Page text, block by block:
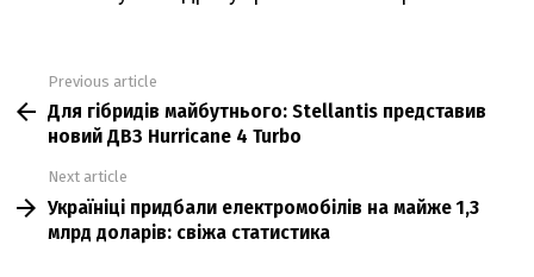
more
Previous article
Для гібридів майбутнього: Stellantis представив
новий ДВЗ Hurricane 4 Turbo
Next article
Україніці придбали електромобілів на майже 1,3
млрд доларів: свіжа статистика